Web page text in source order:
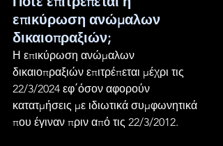
επικύρωση ανώμαλων
δικαιοπραξιών;
Η επικύρωση ανώμαλων
δικαιοπραξιών επιτρέπεται μέχρι τις
22/3/2024 εφ΄όσον αφορούν
κατατμήσεις με ιδιωτικά συμφωνητικά
που έγιναν πριν από τις 22/3/2012.